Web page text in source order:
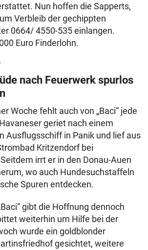
Nun hoffen die Sapperts,
Verbleib der gechippten
0664/ 4550-535 einlangen.
Euro Finderlohn.
nach Feuerwerk spurlos
Woche fehlt auch von „Baci“ jede
geriet nach einem
Ausflugsschiff in Panik und lief aus
Kritzendorf bei
irrt er in den Donau-Auen
wo auch Hundesuchstaffeln
Spuren entdecken.
gibt die Hoffnung dennoch
weiterhin um Hilfe bei der
wurde ein goldblonder
gesichtet, weitere